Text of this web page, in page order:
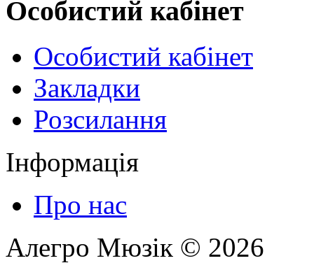
Особистий кабінет
Особистий кабінет
Закладки
Розсилання
Інформація
Про нас
Алегро Мюзік © 2026